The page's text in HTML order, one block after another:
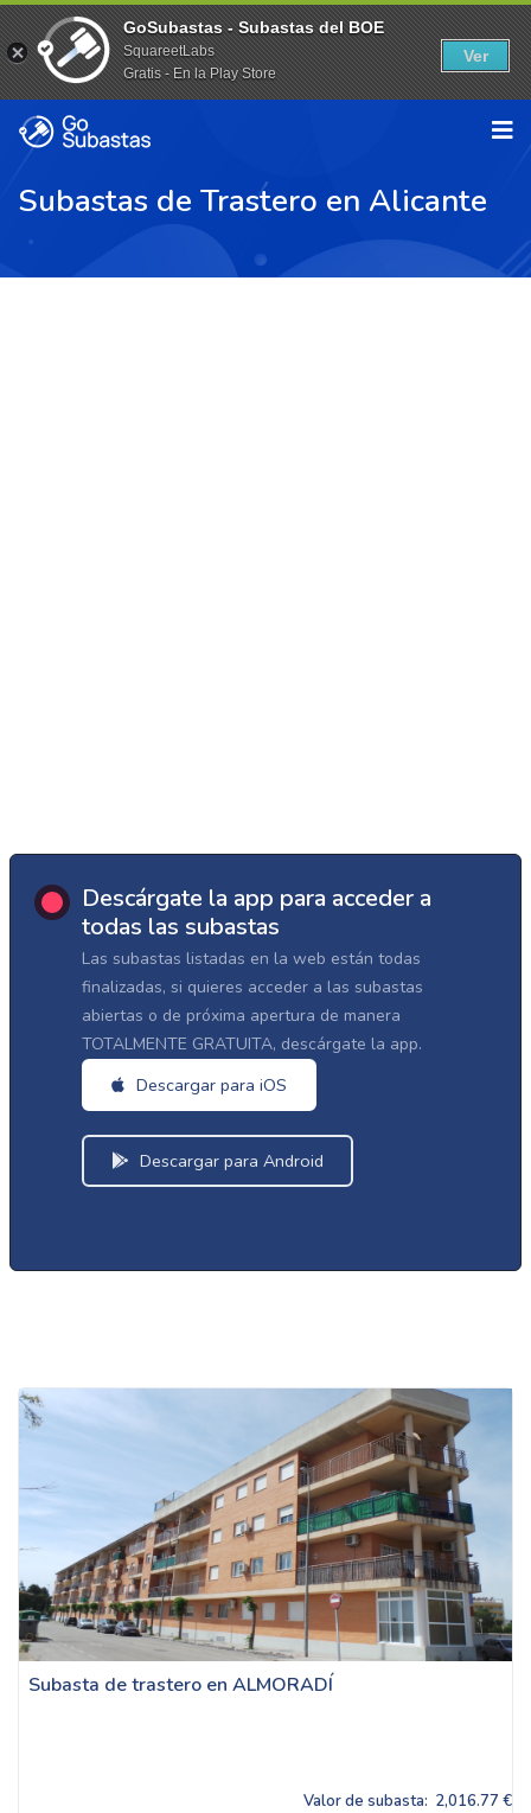
Subastas de Trastero en Alicante
Descárgate la app para acceder a
todas las subastas
Las subastas listadas en la web están todas
finalizadas, si quieres acceder a las subastas
abiertas o de próxima apertura de manera
TOTALMENTE GRATUITA, descárgate la app.
Descargar para iOS
Descargar para Android
Subasta de trastero en ALMORADÍ
Valor de subasta: 2,016.77 €
GoSubastas - Subastas del BOE
SquareetLabs
Gratis - En la Play Store
Ver